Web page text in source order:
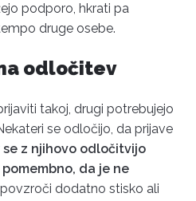
podporo, hkrati pa
druge osebe.
odločitev
takoj, drugi potrebujejo
se odločijo, da prijave
se z njihovo odločitvijo
da je ne
dodatno stisko ali